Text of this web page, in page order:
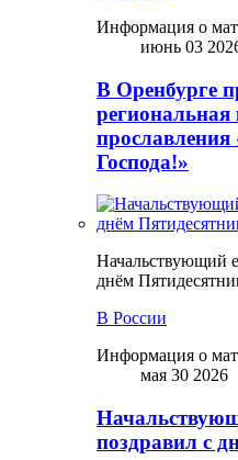
Информация о
июнь 03
В Оренбурге
Господа!»
Начальствующий
днём
В России
Информация о
мая 30 2026
поздравил с